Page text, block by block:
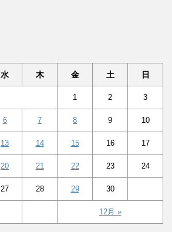
水 木 金 土 日
12月 »
1 2 3
6 7 8 9 10
13 14 15 16 17
20 21 22 23 24
27 28 29 30